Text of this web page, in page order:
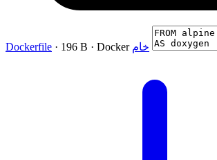
Dockerfile · 196 B · Docker خام